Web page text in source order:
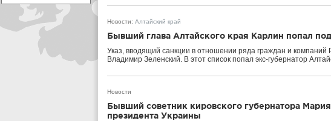
Новости: Алтайский край
Бывший глава Алтайского края Карлин попал
Указ, вводящий санкции в отношении ряда граждан и компаний
Владимир Зеленский. В этот список попал экс-губернатор
Новости
Бывший советник кировского губернатора
президента Украины